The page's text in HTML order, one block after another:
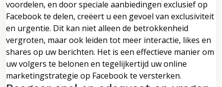
voordelen, en door speciale aanbiedingen exclusief op
Facebook te delen, creëert u een gevoel van exclusiviteit
en urgentie. Dit kan niet alleen de betrokkenheid
vergroten, maar ook leiden tot meer interactie, likes en
shares op uw berichten. Het is een effectieve manier om
uw volgers te belonen en tegelijkertijd uw online
marketingstrategie op Facebook te versterken.